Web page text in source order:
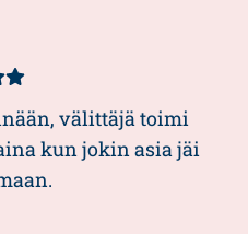
välittäjä toimi
kun jokin asia jäi